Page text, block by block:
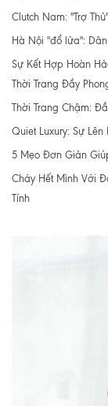
Clutch Nam: "Trợ
Hà Nội "đổ lửa":
Sự Kết Hợp Hoàn
Thời Trang Đầy
Thời Trang Chậm:
Quiet Luxury: Sự
5 Mẹo Đơn Giản
Cháy Hết Mình Với
Tính